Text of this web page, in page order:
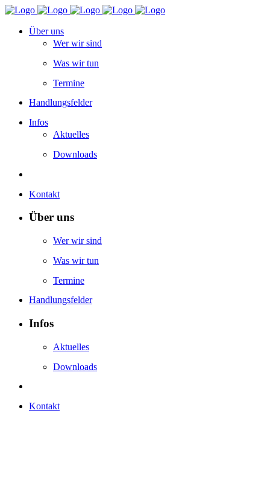
Über uns
Wer wir sind
Was wir tun
Termine
Handlungsfelder
Infos
Aktuelles
Downloads
Kontakt
Über uns
Wer wir sind
Was wir tun
Termine
Handlungsfelder
Infos
Aktuelles
Downloads
Kontakt